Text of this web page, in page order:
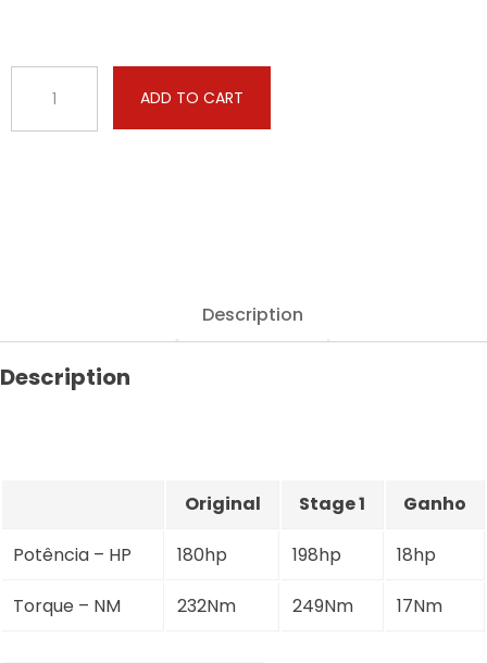
Verano
ADD TO CART
Description
Description
Original Stage 1 Ganho
Potência – HP 180hp 198hp 18hp
Torque – NM 232Nm 249Nm 17Nm